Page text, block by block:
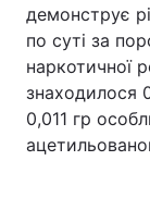
демонструє
по суті за
наркотичної
знаходилося
0,011 гр